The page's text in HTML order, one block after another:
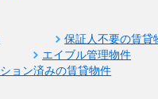
保証人不要の賃貸
エイブル管理物件
ョン済みの賃貸物件